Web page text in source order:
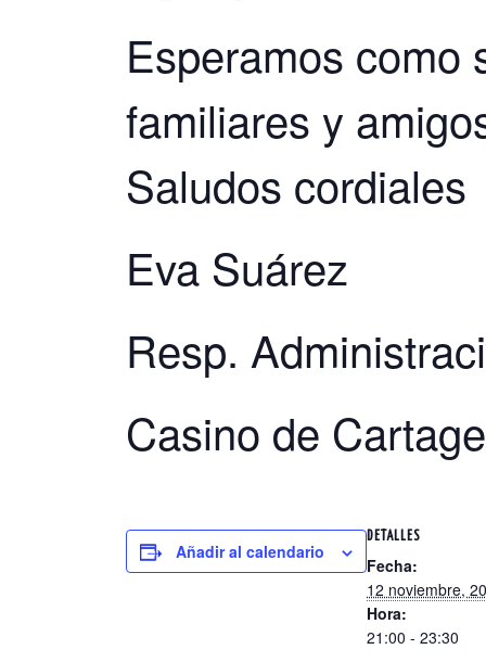
Esperamos como
familiares y
Saludos cordiales
Eva Suárez
Resp.
Casino de
Añadir al calendario
DETALLES
Fecha:
12 noviembre,
Hora:
21:00 - 23:30